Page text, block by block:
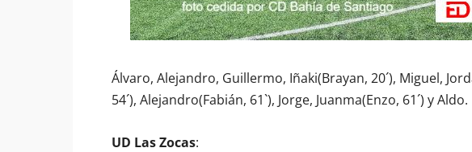
Álvaro, Alejandro, Guillermo, Iñaki(Brayan, 20´), Miguel,
54´), Alejandro(Fabián, 61`), Jorge, Juanma(Enzo, 61´) y
UD Las Zocas: